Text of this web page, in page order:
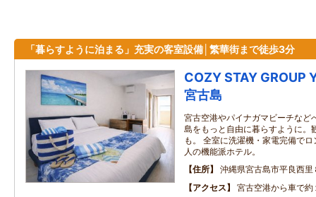
「暮らすように泊まる」充実の客室設備│繁華街まで徒歩3分
COZY STAY GROUP
宮古島
宮古空港やパイナガマビーチなど
島をもっと自由に暮らすように。
も。 全室に洗濯機・家電完備で
人の機能派ホテル。
住所
沖縄県宮古島市平良西里
アクセス
宮古空港から車で約